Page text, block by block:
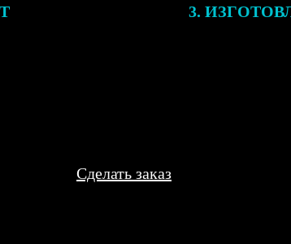
3.
Сделать заказ